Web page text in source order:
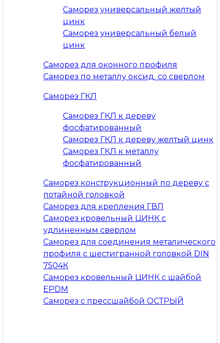
Саморез универсальный желтый
цинк
Саморез универсальный белый
цинк
Саморез для оконного профиля
Саморез по металлу оксид. со сверлом
Саморез ГКЛ
Саморез ГКЛ к дереву
фосфатированный
Саморез ГКЛ к дереву желтый цинк
Саморез ГКЛ к металлу
фосфатированный
Саморез конструкционный по дереву с
потайной головкой
Саморез для крепления ГВЛ
Саморез кровельный ЦИНК с
удлиненным сверлом
Саморез для соединения металического
профиля с шестигранной головкой DIN
7504К
Саморез кровельный ЦИНК с шайбой
EPDM
Саморез с прессшайбой ОСТРЫЙ